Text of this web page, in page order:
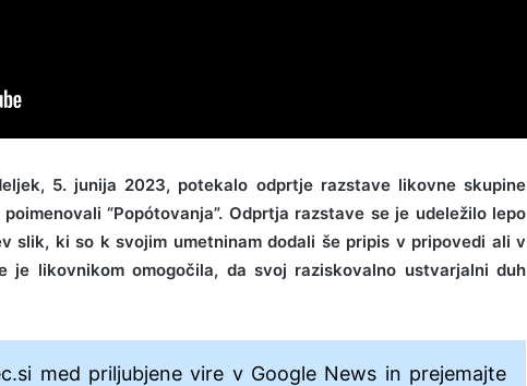
5. junija 2023, potekalo odprtje razstave likovne skupine
“Popótovanja”. Odprtja razstave se je udeležilo lepo
slik, ki so k svojim umetninam dodali še pripis v pripovedi ali v
je likovnikom omogočila, da svoj raziskovalno ustvarjalni duh
med priljubjene vire v Google News in prejemajte